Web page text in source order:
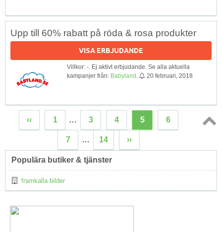
Upp till 60% rabatt på röda & rosa produkter
VISA ERBJUDANDE
Villkor: -. Ej aktivt erbjudande. Se alla aktuella
kampanjer från: Babyland 20 februari, 2018
‹‹ 1 … 3 4 5 6
7 … 14 ››
Populära butiker & tjänster
framkalla bilder